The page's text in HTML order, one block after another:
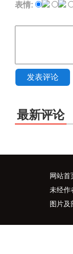
表情:
发表评论
最新评论
网站首
未经
图片及